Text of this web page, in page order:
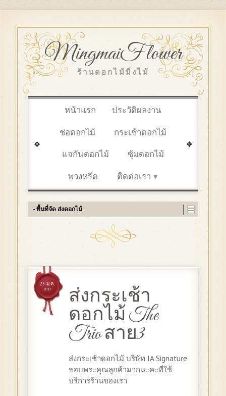
MingmaiFlower
ร้านดอกไม้มิ่งไม้
หน้าแรก
ประวัติผลงาน
ช่อดอกไม้
กระเช้าดอกไม้
แจกันดอกไม้
ซุ้มดอกไม้
พวงหรีด
ติดต่อเรา
- พื้นที่จัด ส่งดอกไม้
ส่งกระเช้า
ดอกไม้ The
Trio สาย3
25 ม.ค.
2017
ส่งกระเช้าดอกไม้ บริษัท IA Signature
ขอบพระคุณลูกค้ามากนะคะที่ใช้
บริการร้านของเรา